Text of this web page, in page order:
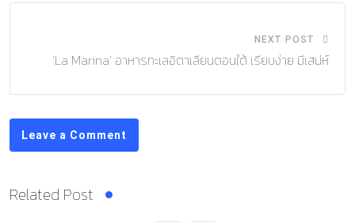
NEXT POST
‘La Marina’ อาหารทะเลอิตาเลียนตอนใต้ เรียบง่าย มีเสน่ห์
Leave a Comment
Related Post